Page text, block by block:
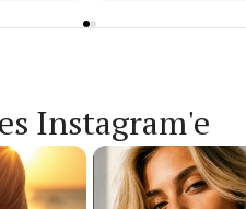
Instagram'e